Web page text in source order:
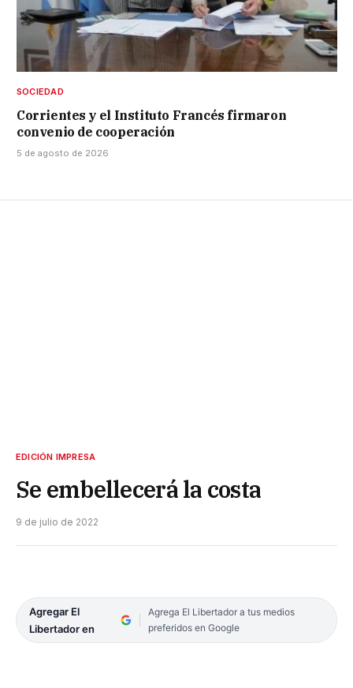
SOCIEDAD
Corrientes y el Instituto Francés firmaron
convenio de cooperación
5 de agosto de 2026
EDICIÓN IMPRESA
Se embellecerá la costa
9 de julio de 2022
Agregar El
Libertador en
Agrega El Libertador a tus medios
preferidos en Google